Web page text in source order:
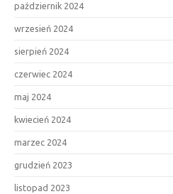
październik 2024
wrzesień 2024
sierpień 2024
czerwiec 2024
maj 2024
kwiecień 2024
marzec 2024
grudzień 2023
listopad 2023